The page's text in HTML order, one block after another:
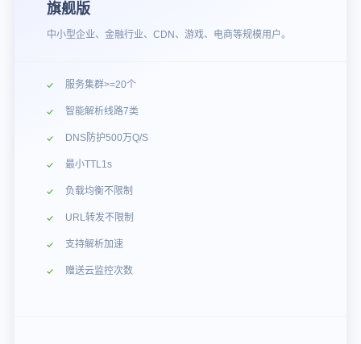
旗舰版
中小型企业、金融行业、CDN、游戏、电商等规模用户。
服务集群>=20个
智能解析线路7类
DNS防护500万Q/S
最小TTL1s
负载均衡不限制
URL转发不限制
支持解析加速
赠送云监控次数